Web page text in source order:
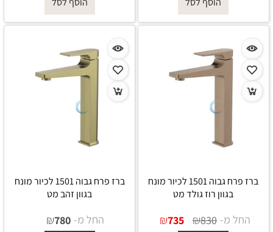
ברז פרח גבוה 1501 לכיור מונח
בגוון רוז גולד מט
החל מ- ₪830
₪735
ברז פרח גבוה 1501 לכיור מונח
בגוון זהב מט
החל מ- ₪780